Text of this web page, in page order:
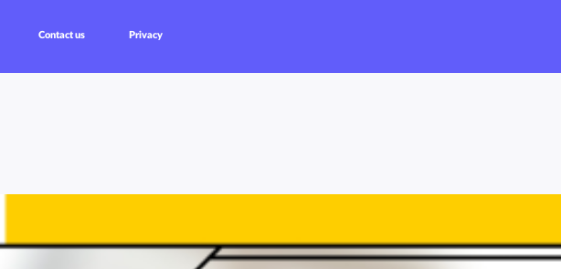
Contact us Privacy